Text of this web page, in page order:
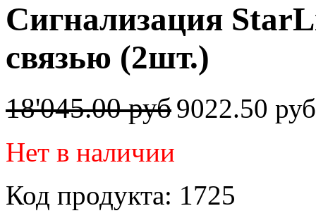
Сигнализация
связью (2шт.)
18'045.00 руб9022.50
Нет в наличии
Код продукта: 1725